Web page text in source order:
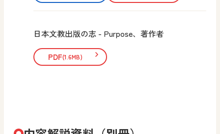
日本文教出版の志 - Purpose、著作者
PDF(1.6MB)